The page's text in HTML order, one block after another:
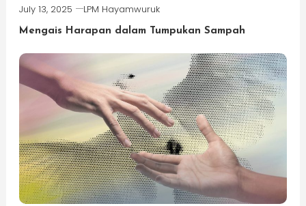
July 13, 2025 LPM Hayamwuruk
Mengais Harapan dalam Tumpukan Sampah